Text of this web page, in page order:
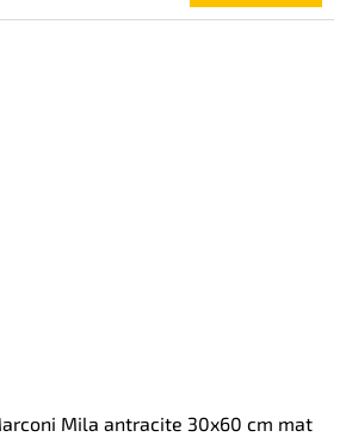
Mila antracite 30x60 cm mat